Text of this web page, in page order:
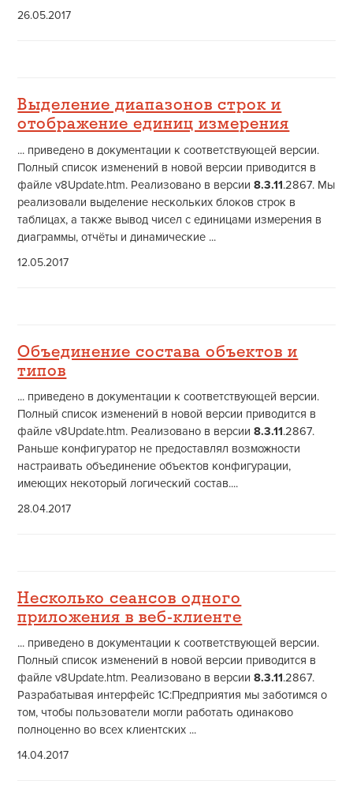
26.05.2017
Выделение диапазонов строк и
отображение единиц измерения
... приведено в документации к соответствующей версии.
Полный список изменений в новой версии приводится в
файле v8Update.htm. Реализовано в версии8.3.11.2867. Мы
реализовали выделение нескольких блоков строк в
таблицах, а также вывод чисел с единицами измерения в
диаграммы, отчёты и динамические ...
12.05.2017
Объединение состава объектов и
типов
... приведено в документации к соответствующей версии.
Полный список изменений в новой версии приводится в
файле v8Update.htm. Реализовано в версии8.3.11.2867.
Раньше конфигуратор не предоставлял возможности
настраивать объединение объектов конфигурации,
имеющих некоторый логический состав....
28.04.2017
Несколько сеансов одного
приложения в веб-клиенте
... приведено в документации к соответствующей версии.
Полный список изменений в новой версии приводится в
файле v8Update.htm. Реализовано в версии8.3.11.2867.
Разрабатывая интерфейс 1С:Предприятия мы заботимся о
том, чтобы пользователи могли работать одинаково
полноценно во всех клиентских ...
14.04.2017